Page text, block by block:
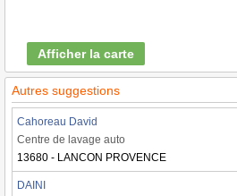
Afficher la carte
Autres suggestions
Cahoreau David
Centre de lavage auto
13680 - LANCON PROVENCE
DAINI